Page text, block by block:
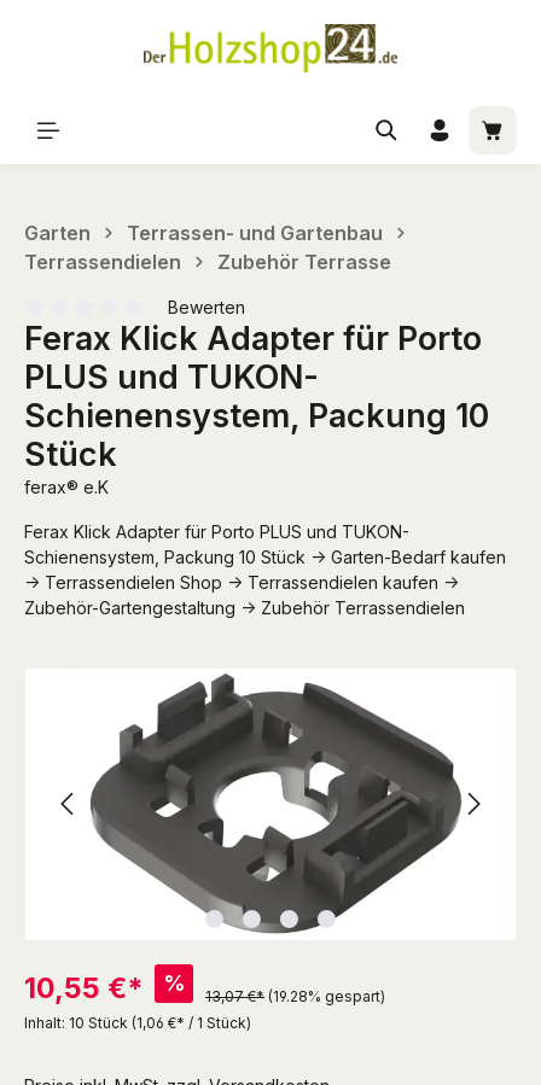
Garten
Terrassen- und Gartenbau
Terrassendielen
Zubehör Terrasse
Durchschnittliche Bewertung von 0 von 5 Sternen
Bewerten
Ferax Klick Adapter für Porto
PLUS und TUKON-
Schienensystem, Packung 10
Stück
ferax® e.K
Ferax Klick Adapter für Porto PLUS und TUKON-
Schienensystem, Packung 10 Stück -> Garten-Bedarf kaufen
-> Terrassendielen Shop -> Terrassendielen kaufen ->
Zubehör-Gartengestaltung -> Zubehör Terrassendielen
Bildergalerie überspringen
10,55 €* %
13,07 €* (19.28% gespart)
Inhalt: 10 Stück (1,06 €* / 1 Stück)